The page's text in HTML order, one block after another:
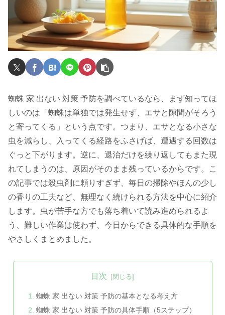
蜘蛛 家 出ない 対策 予防を調べているなら、まず知ってほ
しいのは「蜘蛛は単独では発生せず、エサと隙間がそろう
と寄ってくる」という点です。つまり、エサとなる小さな
虫を減らし、入ってくる経路をふさげば、遭遇する回数は
ぐっと下がります。逆に、退治だけを繰り返してもまた現
れてしまうのは、原因がそのまま残っているからです。こ
の記事では殺虫剤に頼りすぎず、毎日の掃除やほんの少し
の香りの工夫など、無理なく続けられる方法を中心に紹介
します。虫が苦手な方でも落ち着いて読み進められるよ
う、難しい作業は使わず、今日からできる具体的な手順を
やさしくまとめました。
目次
蜘蛛 家 出ない 対策 予防の基本となる考え方
蜘蛛 家 出ない 対策 予防の具体手順（5ステップ）